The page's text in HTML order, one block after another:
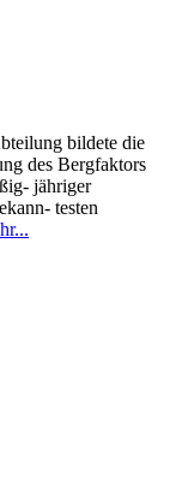
bildete die
des Bergfaktors
jähriger
testen